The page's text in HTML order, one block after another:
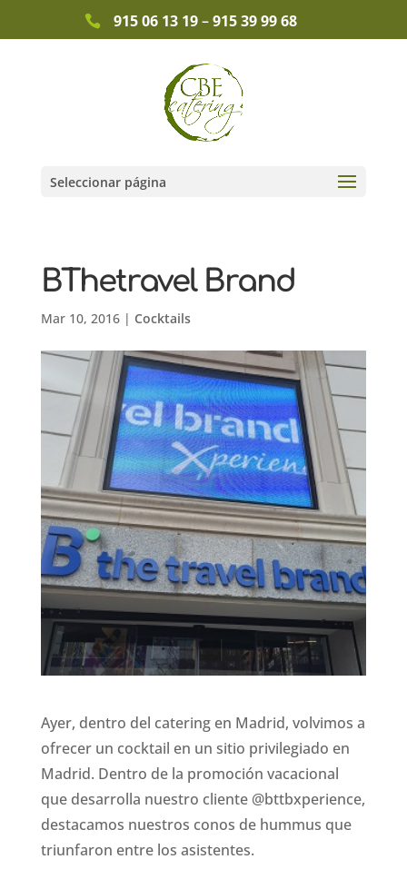
915 06 13 19–915 39 99 68
Seleccionar página
BThetravel Brand
Mar 10, 2016| Cocktails
Ayer, dentro del catering en Madrid, volvimos a
ofrecer un cocktail en un sitio privilegiado en
Madrid. Dentro de la promoción vacacional
que desarrolla nuestro cliente @bttbxperience,
destacamos nuestros conos de hummus que
triunfaron entre los asistentes.